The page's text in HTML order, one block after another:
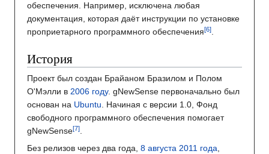
обеспечения. Например, исключена любая
документация, которая даёт инструкции по установке
проприетарного программного обеспечения
.
История
Проект был создан Брайаном Бразилом и Полом
О'Мэлли в 2006 году. gNewSense первоначально был
основан на Ubuntu. Начиная с версии 1.0, Фонд
свободного программного обеспечения помогает
gNewSense
.
Без релизов через два года, 8 августа 2011 года,